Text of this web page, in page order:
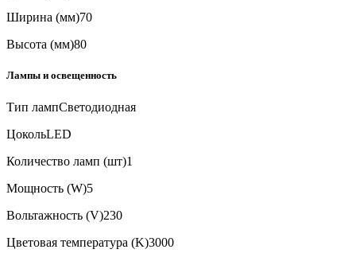
Ширина (мм)70
Высота (мм)80
Лампы и освещенность
Тип лампСветодиодная
ЦокольLED
Количество ламп (шт)1
Мощность (W)5
Вольтажность (V)230
Цветовая температура (K)3000